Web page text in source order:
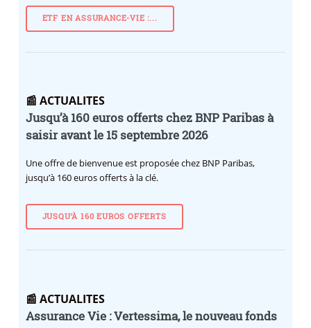
ETF EN ASSURANCE-VIE :...
📰 ACTUALITES
Jusqu’à 160 euros offerts chez BNP Paribas à
saisir avant le 15 septembre 2026
Une offre de bienvenue est proposée chez BNP Paribas,
jusqu’à 160 euros offerts à la clé.
JUSQU’À 160 EUROS OFFERTS
📰 ACTUALITES
Assurance Vie : Vertessima, le nouveau fonds